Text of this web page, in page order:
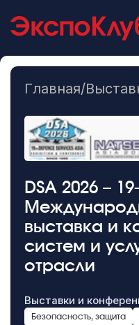
Главная/
DSA 2026 –
выставка и
систем и
отрасли
Выставки и
Безопасность, защита